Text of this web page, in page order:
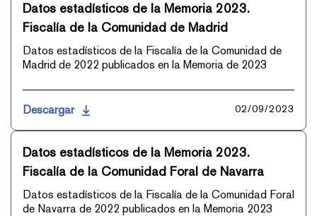
Datos estadísticos de la Memoria 2023.
Fiscalía de la Comunidad de Madrid
Datos estadísticos de la Fiscalía de la Comunidad de
Madrid de 2022 publicados en la Memoria de 2023
Descargar 02/09/2023
Datos estadísticos de la Memoria 2023.
Fiscalía de la Comunidad Foral de Navarra
Datos estadísticos de la Fiscalía de la Comunidad Foral
de Navarra de 2022 publicados en la Memoria 2023